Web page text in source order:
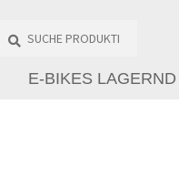
Produkte
E-BIKES LAGERND